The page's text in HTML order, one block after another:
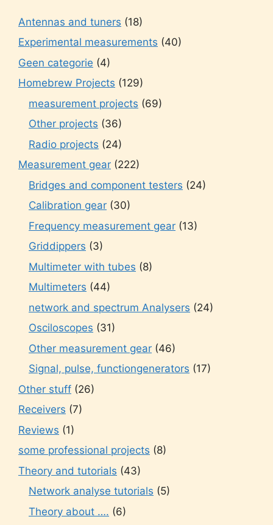
Antennas and tuners (18)
Experimental measurements (40)
Geen categorie (4)
Homebrew Projects (129)
measurement projects (69)
Other projects (36)
Radio projects (24)
Measurement gear (222)
Bridges and component testers (24)
Calibration gear (30)
Frequency measurement gear (13)
Griddippers (3)
Multimeter with tubes (8)
Multimeters (44)
network and spectrum Analysers (24)
Osciloscopes (31)
Other measurement gear (46)
Signal, pulse, functiongenerators (17)
Other stuff (26)
Receivers (7)
Reviews (1)
some professional projects (8)
Theory and tutorials (43)
Network analyse tutorials (5)
Theory about …. (6)